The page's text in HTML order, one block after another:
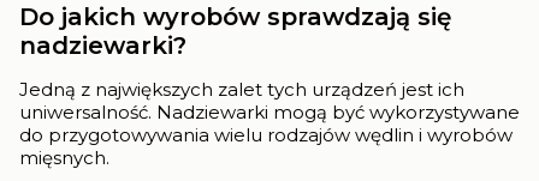
Do jakich wyrobów sprawdzają się
nadziewarki?
Jedną z największych zalet tych urządzeń jest ich
uniwersalność. Nadziewarki mogą być wykorzystywane
do przygotowywania wielu rodzajów wędlin i wyrobów
mięsnych.